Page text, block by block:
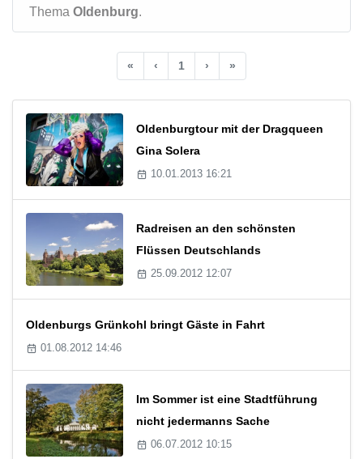
Thema Oldenburg.
« ‹ 1 › »
Oldenburgtour mit der Dragqueen
Gina Solera
10.01.2013 16:21
Radreisen an den schönsten
Flüssen Deutschlands
25.09.2012 12:07
Oldenburgs Grünkohl bringt Gäste in Fahrt
01.08.2012 14:46
Im Sommer ist eine Stadtführung
nicht jedermanns Sache
06.07.2012 10:15